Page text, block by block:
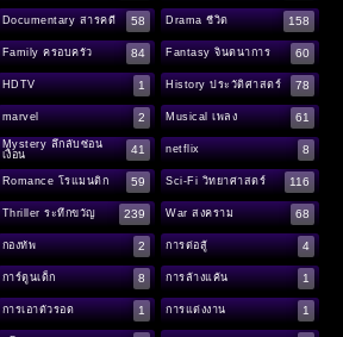
Documentary สารคดี 58 Drama ชีวิต 158
Family ครอบครัว 84 Fantasy จินตนาการ 60
HDTV 1 History ประวัติศาสตร์ 78
marvel 2 Musical เพลง 61
Mystery ลึกลับซ่อน
เงื่อน
41 netflix 8
Romance โรแมนติก 59 Sci-Fi วิทยาศาสตร์ 116
Thriller ระทึกขวัญ 239 War สงคราม 68
กองทัพ 2 การต่อสู้ 4
การ์ตูนเด็ก 8 การล้างแค้น 1
การเอาตัวรอด 1 การแต่งงาน 1